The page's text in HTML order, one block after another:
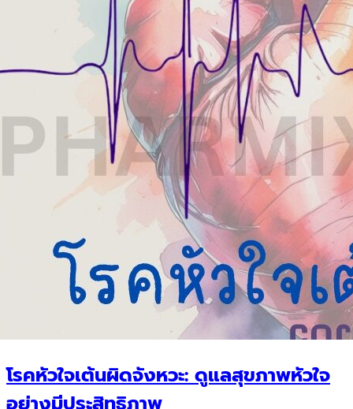
โรคหัวใจเต้นผิดจังหวะ: ดูแลสุขภาพหัวใจ